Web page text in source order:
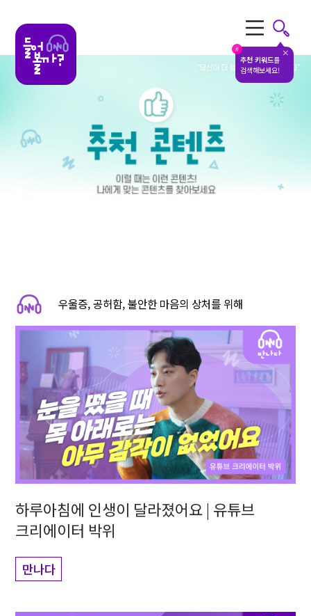
#
추천 키워드를
검색해보세요!
우울증, 공허함, 불안한 마음의 상처를 위해
하루아침에 인생이 달라졌어요 | 유튜브
크리에이터 박위
만나다